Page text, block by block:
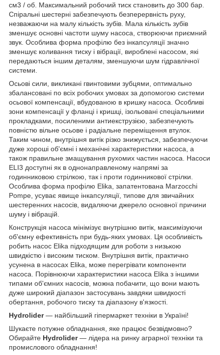
см3 / об. Максимальний робочий тиск становить до 300 бар.
Спіральні шестерні забезпечують безперервність руху,
незважаючи на малу кількість зубів. Мала кількість зубів
зменшує основні частоти шуму насоса, створюючи приємний
звук. Особлива форма профілю без інкапсуляції значно
зменшує коливання тиску і вібрації, вироблені насосом, які
передаються іншим деталям, зменшуючи шум гідравлічної
системи.
Осьові сили, викликані гвинтовими зубцями, оптимально
збалансовані по всіх робочих умовах за допомогою системи
осьової компенсації, вбудованою в кришку насоса. Особливі
зони компенсації у фланці і кришці, ізольовані спеціальними
прокладками, посиленими антиекструзією, забезпечують
повністю вільне осьове і радіальне переміщення втулок.
Таким чином, внутрішня витік різко знижується, забезпечуючи
дуже хороші об'ємні і механічні характеристики насоса, а
також правильне змащування рухомих частин насоса. Насоси
ELI3 доступні як в однонаправленому напрямі за
годинниковою стрілкою, так і проти годинникової стрілки.
Особлива форма профілю Elika, запатентована Marzocchi
Pompe, усуває явище інкапсуляції, типове для звичайних
шестеренних насосів, видаляючи джерело основної причини
шуму і вібрацій.
Конструкція насоса мінімізує внутрішню витік, максимізуючи
об'ємну ефективність при будь-яких умовах. Ця особливість
робить насос Elika підходящим для роботи з низькою
швидкістю і високим тиском. Внутрішня витік, практично
усунена в насосах Elika, може перегрівати компоненти
насоса. Порівнюючи характеристики насоса Elika з іншими
типами об'ємних насосів, можна побачити, що вони мають
дуже широкий діапазон застосувань завдяки швидкості
обертання, робочого тиску та діапазону в'язкості.
Hydrolider— найбільший гіпермаркет техніки в Україні!
Шукаєте потужне обладнання, яке працює безвідмовно?
Обирайте Hydrolider— лідера на ринку аграрної техніки та
промислового обладнання!